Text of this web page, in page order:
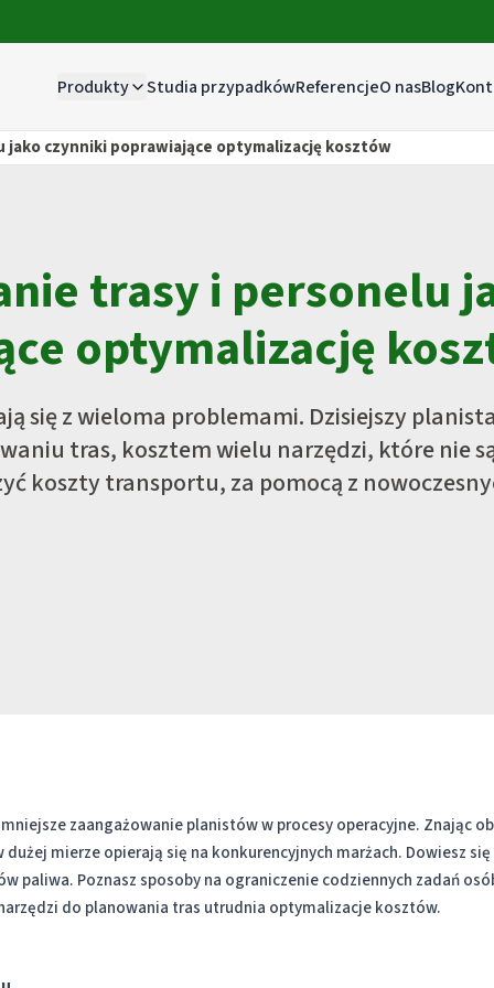
Produkty
Triss
Moduł transportowy dla
systemów informacyjnych lub e-
sklepów.
Studia przypadkówReferencjeO nasBlog
czynniki poprawiające optymalizację kosztów
trasy i personelu
optymalizację
się z wieloma problemami. Dzisiejszy
tras, kosztem wielu narzędzi, które nie
koszty transportu, za pomocą z
zaangażowanie planistów w procesy operacyjne. Znając
mierze opierają się na konkurencyjnych marżach. Dowiesz
paliwa. Poznasz sposoby na ograniczenie codziennych zadań
do planowania tras utrudnia optymalizacje kosztów.